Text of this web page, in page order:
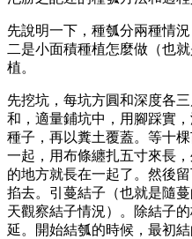
先說明一下，種瓠分兩種情
二是小面積種植怎麼做（也
植。
先挖坑，每坑方圓和深度各
和，適量鋪坑中，用腳踩實
種子，再以糞土覆蓋。等十
一起，用布條纏扎五寸來長
的地方就長在一起了。然後
掐去。引蔓結子（也就是隨
天觀察結子情況）。除結子
延。開始結瓠的時候，最初